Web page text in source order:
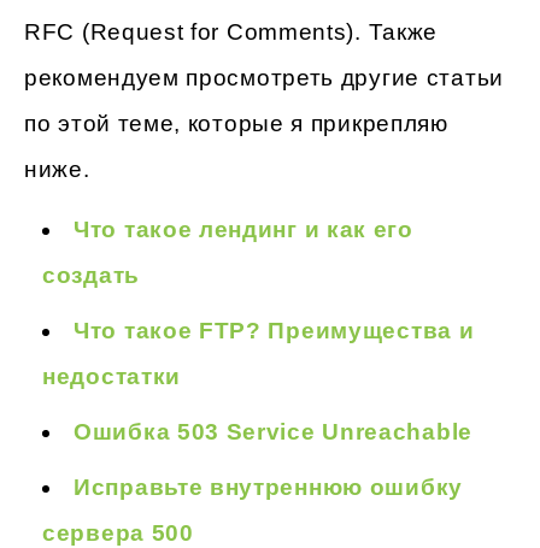
RFC (Request for Comments). Также
рекомендуем просмотреть другие статьи
по этой теме, которые я прикрепляю
ниже.
Что такое лендинг и как его
создать
Что такое FTP? Преимущества и
недостатки
Ошибка 503 Service Unreachable
Исправьте внутреннюю ошибку
сервера 500